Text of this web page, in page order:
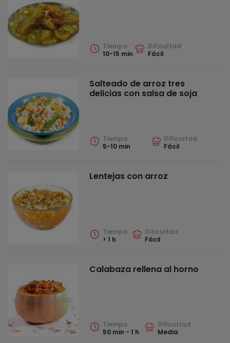
Tiempo
10-15 min
Dificultad
Fácil
Salteado de arroz tres
delicias con salsa de soja
Tiempo
5-10 min
Dificultad
Fácil
Lentejas con arroz
Tiempo
> 1 h
Dificultad
Fácil
Calabaza rellena al horno
Tiempo
50 min - 1 h
Dificultad
Media